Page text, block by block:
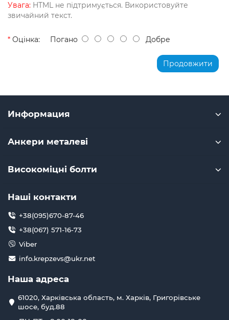
Увага: HTML не підтримується. Використовуйте
звичайний текст.
Оцінка: Погано Добре
Продовжити
Информация
Анкери металеві
Високоміцні болти
Наші контакти
+38(095)670-87-46
+38(067) 571-16-73
Viber
info.krepzevs@ukr.net
Наша адреса
61020, Харківська область, м. Харків, Григорівське
шосе, буд.88